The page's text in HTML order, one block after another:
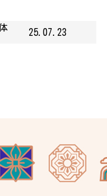
25.07.23